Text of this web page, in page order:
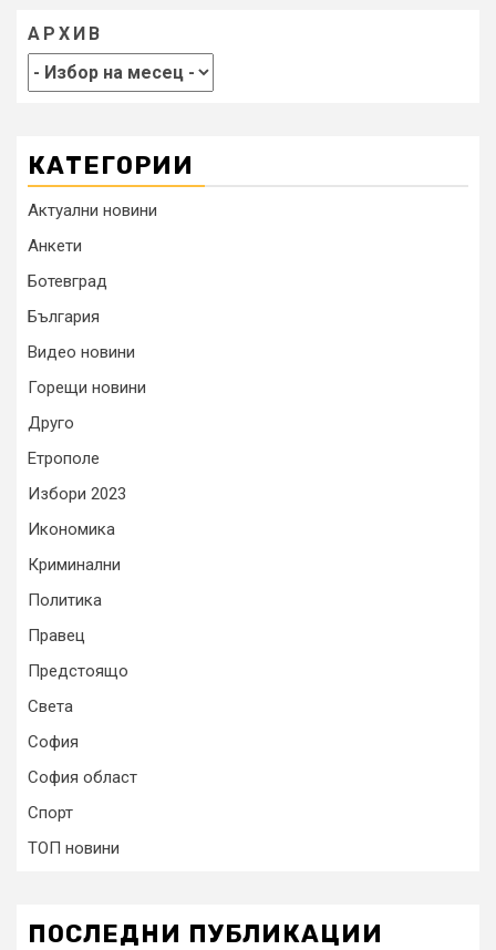
АРХИВ
КАТЕГОРИИ
Актуални новини
Анкети
Ботевград
България
Видео новини
Горещи новини
Друго
Етрополе
Избори 2023
Икономика
Криминални
Политика
Правец
Предстоящо
Света
София
София област
Спорт
ТОП новини
ПОСЛЕДНИ ПУБЛИКАЦИИ